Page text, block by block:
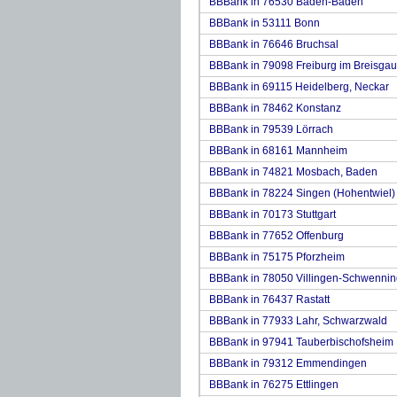
BBBank in 53111 Bonn
BBBank in 76646 Bruchsal
BBBank in 79098 Freiburg im Breisgau
BBBank in 69115 Heidelberg, Neckar
BBBank in 78462 Konstanz
BBBank in 79539 Lörrach
BBBank in 68161 Mannheim
BBBank in 74821 Mosbach, Baden
BBBank in 78224 Singen (Hohentwiel)
BBBank in 70173 Stuttgart
BBBank in 77652 Offenburg
BBBank in 75175 Pforzheim
BBBank in 78050 Villingen-
BBBank in 76437 Rastatt
BBBank in 77933 Lahr, Schwarzwald
BBBank in 97941 Tauberbischofsheim
BBBank in 79312 Emmendingen
BBBank in 76275 Ettlingen